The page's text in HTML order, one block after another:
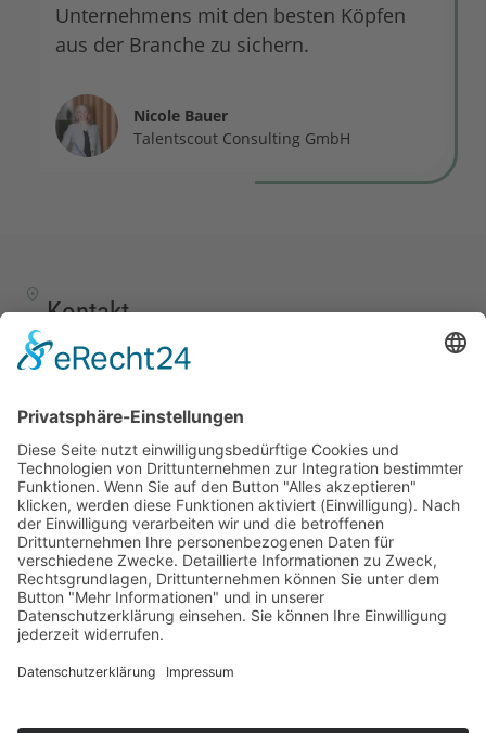
Unternehmens mit den besten Köpfen
aus der Branche zu sichern.
Nicole Bauer
Talentscout Consulting GmbH
Kontakt
TALENTSCOUT CONSULTING GmbH
57258 Freudenberg
office(at)talentscout.de
Social